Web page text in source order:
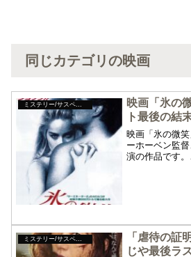
同じカテゴリの映画
ミステリー/サスペンス
映画「氷の
ト最後の結
映画「氷の微
ーホーベン監
演の作品です。
「虐待の証
じや最後ラ